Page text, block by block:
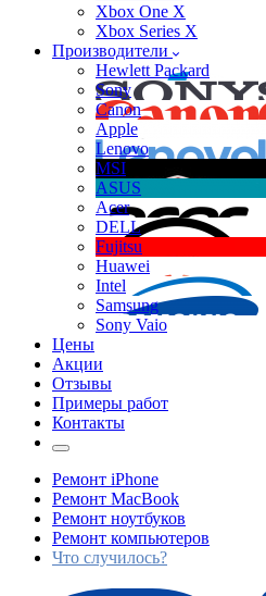
Xbox One X
Xbox Series X
Производители
Hewlett Packard
Sony
Canon
Apple
Lenovo
MSI
ASUS
Acer
DELL
Fujitsu
Huawei
Intel
Samsung
Sony Vaio
Цены
Акции
Отзывы
Примеры работ
Контакты
Ремонт iPhone
Ремонт MacBook
Ремонт ноутбуков
Ремонт компьютеров
Что случилось?